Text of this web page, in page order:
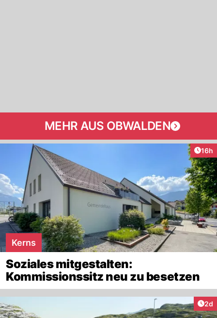
MEHR AUS OBWALDEN
16h
Kerns
Soziales mitgestalten:
Kommissionssitz neu zu besetzen
2d